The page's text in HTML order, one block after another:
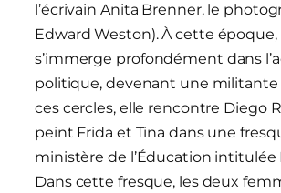
l’écrivain Anita Brenner, le
Edward Weston). À cette époque,
s’immerge profondément dans
politique, devenant une militante
ces cercles, elle rencontre Diego
peint Frida et Tina dans une
ministère de l’Éducation intitulée
Dans cette fresque, les deux